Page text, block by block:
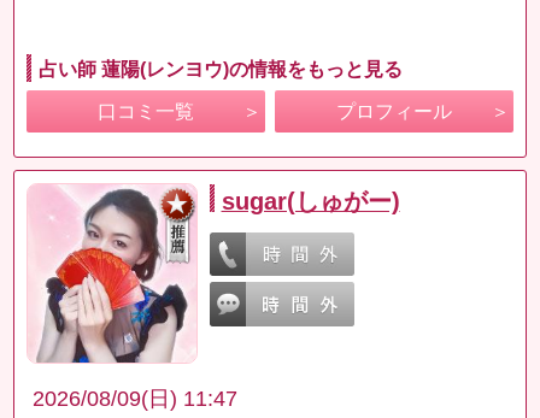
占い師 蓮陽(レンヨウ)の情報をもっと見る
口コミ一覧 プロフィール
sugar(しゅがー)
2026/08/09(日) 11:47